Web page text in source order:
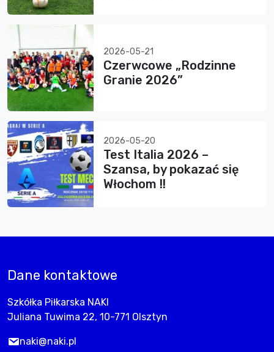
2026-05-21
Czerwcowe „Rodzinne
Granie 2026”
2026-05-20
Test Italia 2026 –
Szansa, by pokazać się
Włochom !!
Dane kontaktowe
Szkółka Piłkarska NAKI
Juliana Tuwima 22, 10-771 Olsztyn
naki@naki.pl